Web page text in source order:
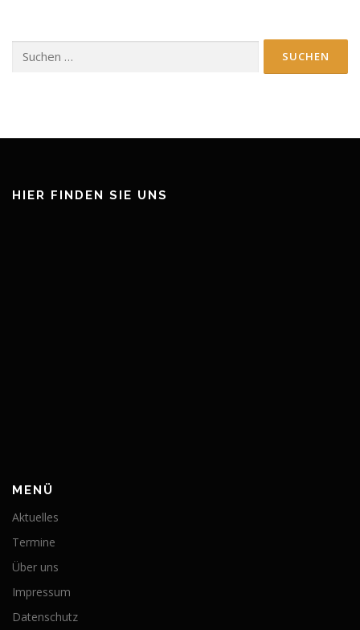
nach:
HIER FINDEN SIE UNS
MENÜ
Aktuelles
Termine
Über uns
Impressum
Datenschutz